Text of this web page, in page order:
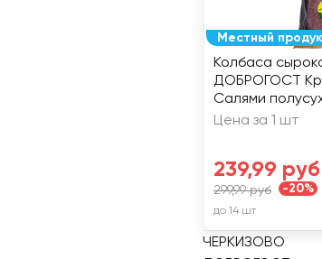
Местный
Колбаса
ДОБРОГОСТ
Салями
категория Б,
Цена за 1 шт
239,99 руб
299,99 руб -20%
до 14 шт
ЧЕРКИЗОВО